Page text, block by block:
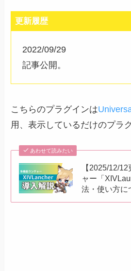
更新履歴
2022/09/29
記事公開。
こちらのプラグインは
用、表示しているだけのプラ
あわせて読みたい
【2025/12/
ャー「
法・使い方に